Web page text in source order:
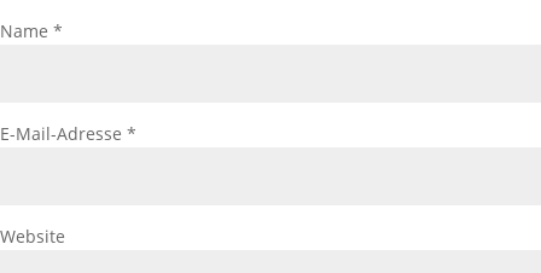
Name *
E-Mail-Adresse *
Website